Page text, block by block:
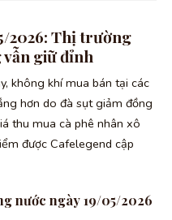
2026: Thị trường
vẫn giữ đỉnh
không khí mua bán tại các
hơn do đà sụt giảm đồng
thu mua cà phê nhân xô
được Cafelegend cập
nước ngày 19/05/2026